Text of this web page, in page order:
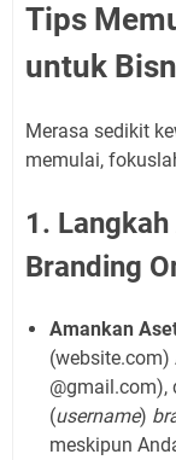
Tips
untuk
Merasa sedikit
memulai,
1.
Branding
Amankan
@gmail.com),
(username)
meskipun